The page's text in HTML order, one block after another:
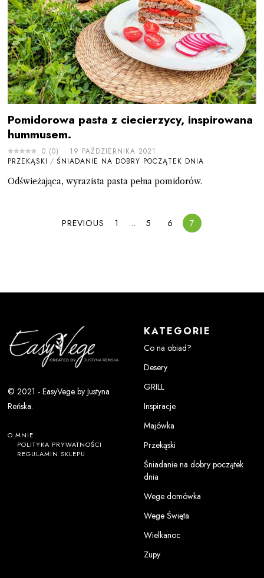
Pomidorowa pasta z ciecierzycy, inspirowana
hummusem.
0 (0)
19 PAŹDZIERNIKA 2021
PRZEKĄSKI / ŚNIADANIE NA DOBRY POCZĄTEK DNIA
Odświeżająca, wyrazista pasta pełna pomidorów.
PREVIOUS 1 … 5 6 7
© 2021 - EasyVege by Justyna
Reńska.
O MNIE
POLITYKA PRYWATNOŚCI
REGULAMIN SKLEPU
KATEGORIE
Co na obiad?
Desery
GRILL
Inspiracje
Majówka
Przekąski
Śniadanie na dobry początek
dnia
Wege domówka
Wege Święta
Wielkanoc
Zupy